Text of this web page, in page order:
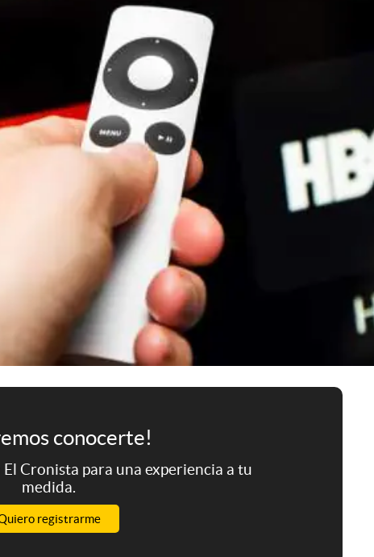
conocerte!
El Cronista para una experiencia a tu
medida.
registrarme